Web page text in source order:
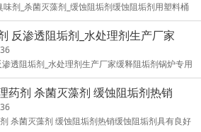
味剂_杀菌灭藻剂_缓蚀阻垢剂缓蚀阻垢剂用塑料桶
根据用户需要确定。贮于室内阴凉处，贮存期十个
反渗透阻垢剂_水处理剂生产厂家
透阻垢剂_水处理剂生产厂家缓释阻垢剂锅炉专用
很高的缓蚀和阻垢性能，其耐温性特别好，可有
药剂 杀菌灭藻剂 缓蚀阻垢剂热销
杀菌灭藻剂 缓蚀阻垢剂热销缓蚀阻垢剂具有良好